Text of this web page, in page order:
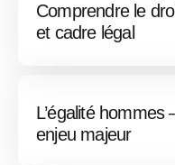
Comprendre le
et cadre légal
L’égalité
enjeu majeur